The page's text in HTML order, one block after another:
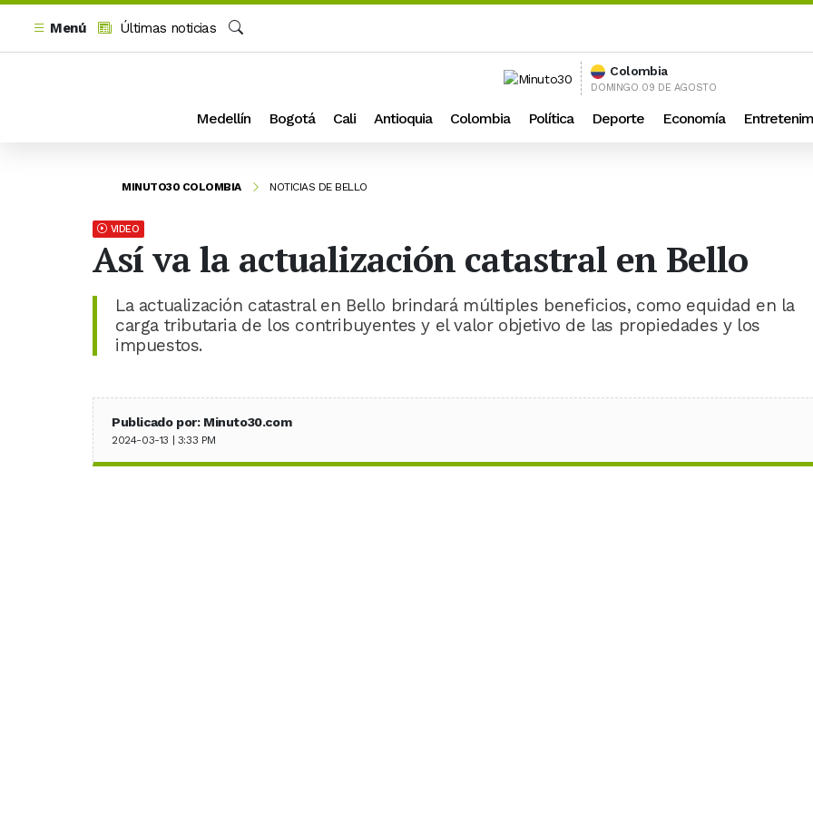
Menú
Últimas noticias
Buscar
Colombia
DOMINGO 09 DE AGOSTO
Medellín Bogotá Cali Antioquia Colombia Política Deporte Economía
MINUTO30 COLOMBIA NOTICIAS DE BELLO
VIDEO
Así va la actualización catastral en Bello
La actualización catastral en Bello brindará múltiples beneficios, como equidad en la
carga tributaria de los contribuyentes y el valor objetivo de las propiedades y los
impuestos.
Publicado por: Minuto30.com
2024-03-13 | 3:33 PM